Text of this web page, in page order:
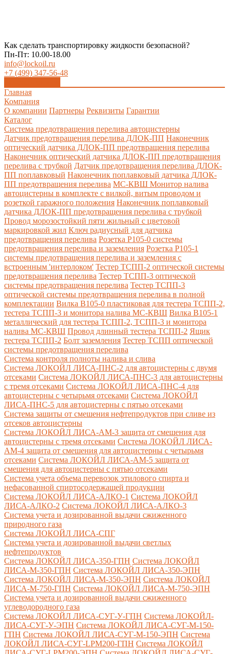
Как сделать транспортировку жидкости безопасной?
Пн-Пт: 10.00-18.00
info@lockoil.ru
+7 (499) 347-56-48
Главная
Компания
О компании Партнеры Реквизиты Гарантии
Каталог
Система предотвращения перелива автоцистерны
Датчик предотвращения перелива ДЛОК-ПП Наконечник
оптический датчика ДЛОК-ПП предотвращения перелива
Наконечник оптический датчика ДЛОК-ПП предотвращения
перелива с трубкой Датчик предотвращения перелива ДЛОК-
ПП поплавковый Наконечник поплавковый датчика ДЛОК-
ПП предотвращения перелива МС-КВШ Монитор налива
автоцистерны в комплекте с вилкой, витым проводом и
розеткой гаражного положения Наконечник поплавковый
датчика ДЛОК-ПП предотвращения перелива с трубкой
Провод морозостойкий пяти жильный с цветовой
маркировкой жил Ключ радиусный для датчика
предотвращения перелива Розетка Р105-0 системы
предотвращения перелива и заземления Розетка Р105-1
системы предотвращения перелива и заземления с
встроенным 'интерлоком' Тестер ТСПП-2 оптической системы
предотвращения перелива Тестер ТСПП-3 оптической
системы предотвращения перелива Тестер ТСПП-3
оптической системы предотвращения перелива в полной
комплектации Вилка В105-0 пластиковая для тестера ТСПП-2,
тестера ТСПП-3 и монитора налива МС-КВШ Вилка В105-1
металлический для тестера ТСПП-2, ТСПП-3 и монитора
налива МС-КВШ Провод длинный тестера ТСПП-2 Ящик
тестера ТСПП-2 Болт заземления Тестер ТСПП оптической
системы предотвращения перелива
Cистема контроля полноты налива и слива
Система ЛОКОЙЛ ЛИСА-ПНС-2 для автоцистерны с двумя
отсеками Система ЛОКОЙЛ ЛИСА-ПНС-3 для автоцистерны
с тремя отсеками Система ЛОКОЙЛ ЛИСА-ПНС-4 для
автоцистерны с четырьмя отсеками Система ЛОКОЙЛ
ЛИСА-ПНС-5 для автоцистерны с пятью отсеками
Система защиты от смешения нефтепродуктов при сливе из
отсеков автоцистерны
Система ЛОКОЙЛ ЛИСА-AM-3 защита от смешения для
автоцистерны с тремя отсеками Система ЛОКОЙЛ ЛИСА-
AM-4 защита от смешения для автоцистерны с четырьмя
отсеками Система ЛОКОЙЛ ЛИСА-AM-5 защита от
смешения для автоцистерны с пятью отсеками
Система учета объема перевозок этилового спирта и
нефасованной спиртосодержащей продукции
Система ЛОКОЙЛ ЛИСА-AЛКО-1 Система ЛОКОЙЛ
ЛИСА-АЛКО-2 Система ЛОКОЙЛ ЛИСА-АЛКО-3
Система учета и дозированной выдачи сжиженного
природного газа
Система ЛОКОЙЛ ЛИСА-СПГ
Система учета и дозированной выдачи светлых
нефтепродуктов
Система ЛОКОЙЛ ЛИСА-350-ГПН Система ЛОКОЙЛ
ЛИСА-М-350-ГПН Система ЛОКОЙЛ ЛИСА-350-ЭПН
Система ЛОКОЙЛ ЛИСА-М-350-ЭПН Система ЛОКОЙЛ
ЛИСА-М-750-ГПН Система ЛОКОЙЛ ЛИСА-М-750-ЭПН
Система учета и дозированной выдачи сжиженного
углеводородного газа
Система ЛОКОЙЛ ЛИСА-СУГ-У-ГПН Система ЛОКОЙЛ-
ЛИСА-СУГ-У-ЭПН Система ЛОКОЙЛ ЛИСА-СУГ-М-150-
ГПН Система ЛОКОЙЛ ЛИСА-СУГ-М-150-ЭПН Система
ЛОКОЙЛ ЛИСА-СУГ-LPM200-ГПН Система ЛОКОЙЛ